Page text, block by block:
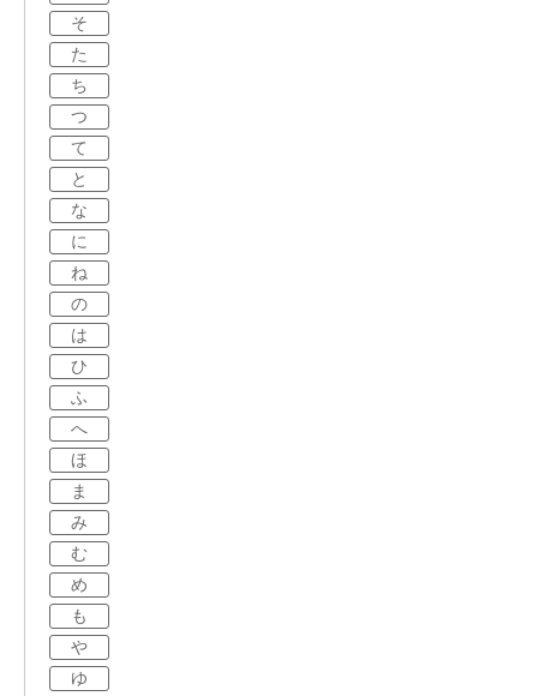
そ
た
ち
つ
て
と
な
に
ね
の
は
ひ
ふ
へ
ほ
ま
み
む
め
も
や
ゆ